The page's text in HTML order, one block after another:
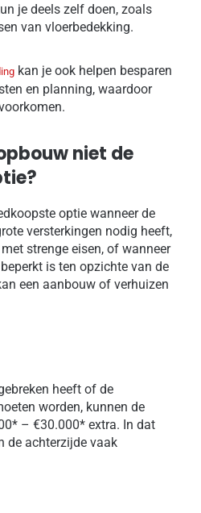
je deels zelf doen, zoals
van vloerbedekking.
kan je ook helpen besparen
en planning, waardoor
niet de
optie wanneer de
versterkingen nodig heeft,
strenge eisen, of wanneer
is ten opzichte van de
een aanbouw of verhuizen
heeft of de
worden, kunnen de
– €30.000* extra. In dat
de achterzijde vaak